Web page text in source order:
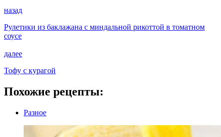
назад
Рулетики из баклажана с миндальной рикоттой в томатном
соусе
далее
Тофу с курагой
Похожие рецепты:
Разное